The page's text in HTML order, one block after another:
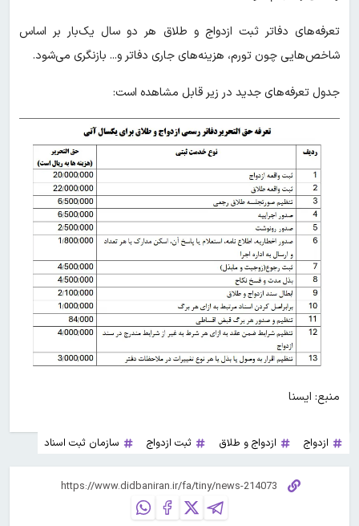
تعرفه‌های دفاتر ثبت ازدواج و طلاق هر دو سال یک‌بار بر اساس
شاخص‌هایی چون تورم، هزینه‌های جاری دفاتر و... بازنگری می‌شود.
جدول تعرفه‌های جدید در زیر قابل مشاهده است:
منبع: ایسنا
ازدواج ازدواج و طلاق ثبت ازدواج سازمان ثبت اسناد